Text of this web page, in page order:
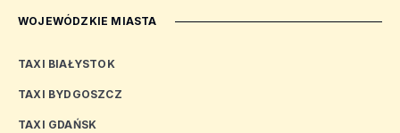
WOJEWÓDZKIE MIASTA
TAXI BIAŁYSTOK
TAXI BYDGOSZCZ
TAXI GDAŃSK